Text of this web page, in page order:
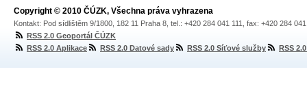
Copyright © 2010 ČÚZK, Všechna práva vyhrazena
Kontakt: Pod sídlištěm 9/1800, 182 11 Praha 8, tel.: +420 284 041 111, fax: +420 284
RSS 2.0 Geoportál ČÚZK
RSS 2.0 Aplikace
RSS 2.0 Datové sady RSS 2.0 Síťové služby RSS